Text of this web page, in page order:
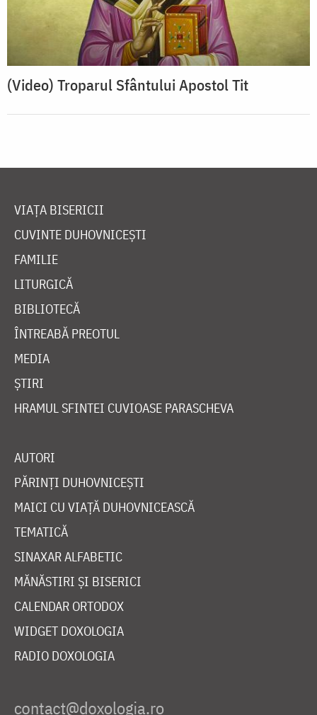
(Video) Troparul Sfântului Apostol Tit
VIAȚA BISERICII
CUVINTE DUHOVNICEȘTI
FAMILIE
LITURGICĂ
BIBLIOTECĂ
ÎNTREABĂ PREOTUL
MEDIA
ȘTIRI
HRAMUL SFINTEI CUVIOASE PARASCHEVA
AUTORI
PĂRINȚI DUHOVNICEȘTI
MAICI CU VIAȚĂ DUHOVNICEASCĂ
TEMATICĂ
SINAXAR ALFABETIC
MĂNĂSTIRI ȘI BISERICI
CALENDAR ORTODOX
WIDGET DOXOLOGIA
RADIO DOXOLOGIA